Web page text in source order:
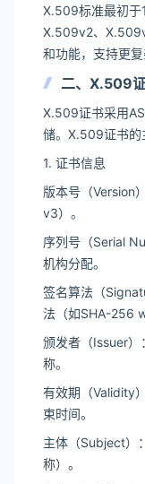
X.509标准最初于
X.509v2、
和功能，支持更复
二、X.509
X.509证书采用
储。X.509证书的
1. 证书信息
版本号（Version
v3）。
序列号（Serial
机构分配。
签名算法（
法（如SHA-256
颁发者（Issuer）
称。
有效期（Validity
束时间。
主体（Subject）
称）。